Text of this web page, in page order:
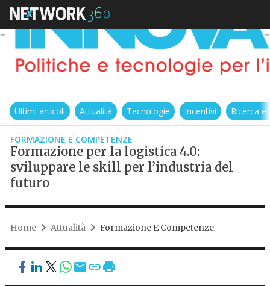
Ultimi articoli Attualità Tecnologie Incentivi Ricerca
FORMAZIONE E COMPETENZE
Formazione per la logistica 4.0:
sviluppare le skill per l’industria del
futuro
Home Attualità Formazione E Competenze